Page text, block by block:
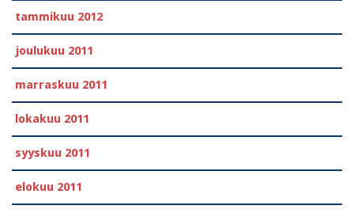
tammikuu 2012
joulukuu 2011
marraskuu 2011
lokakuu 2011
syyskuu 2011
elokuu 2011